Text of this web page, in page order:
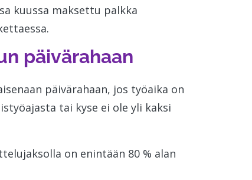
kuussa maksettu palkka
päivärahaan
päivärahaan, jos työaika on
tai kyse ei ole yli kaksi
on enintään 80 % alan